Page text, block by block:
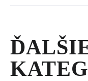
konštrukčných foriem.
absorbuje jazdné
dovoľuje podstatne